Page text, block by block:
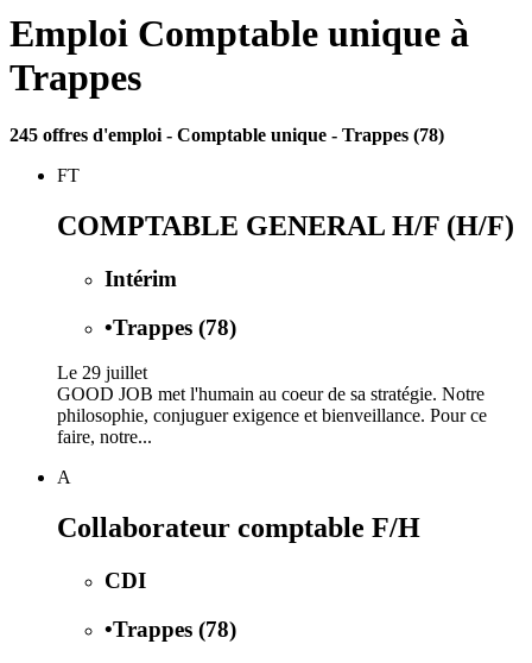
Emploi Comptable unique à
Trappes
245 offres d'emploi - Comptable unique - Trappes (78)
FT
COMPTABLE GENERAL H/F (H/F)
Intérim
•Trappes (78)
Le 29 juillet
GOOD JOB met l'humain au coeur de sa stratégie. Notre
philosophie, conjuguer exigence et bienveillance. Pour ce
faire, notre...
A
Collaborateur comptable F/H
CDI
•Trappes (78)